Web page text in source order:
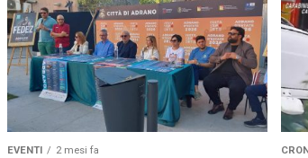
EVENTI 2 mesi fa